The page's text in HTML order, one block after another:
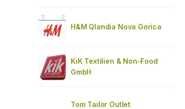
H&M Qlandia Nova Gorica
KiK Textilien & Non-Food
GmbH
Tom Tailor Outlet